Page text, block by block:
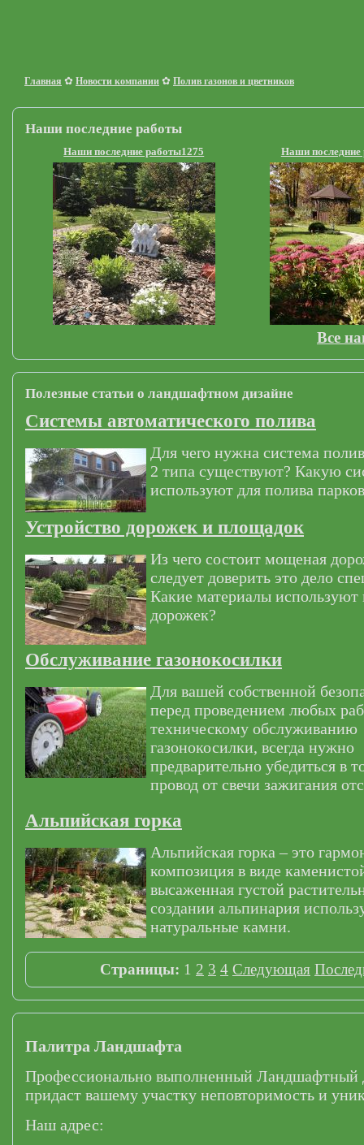
Главная ✿ Новости компании ✿ Полив газонов и цветников
Наши последние работы
Наши последние работы1275 Наши последние
Все
Полезные статьи о ландшафтном дизайне
Системы автоматического полива
Для чего нужна система
2 типа существуют? Какую
используют для полива
Устройство дорожек и площадок
Из чего состоит мощеная
следует доверить это дело
Какие материалы
дорожек?
Обслуживание газонокосилки
Для вашей собственной
перед проведением любых
техническому обслуживанию
газонокосилки, всегда нужно
предварительно убедиться в
провод от свечи зажигания
Альпийская горка
Альпийская горка – это
композиция в виде
высаженная густой
создании альпинария
натуральные камни.
Страницы: 1 2 3 4 Следующая
Палитра Ландшафта
Профессионально выполненный Ландшафтный
придаст вашему участку неповторимость и
Наш адрес: